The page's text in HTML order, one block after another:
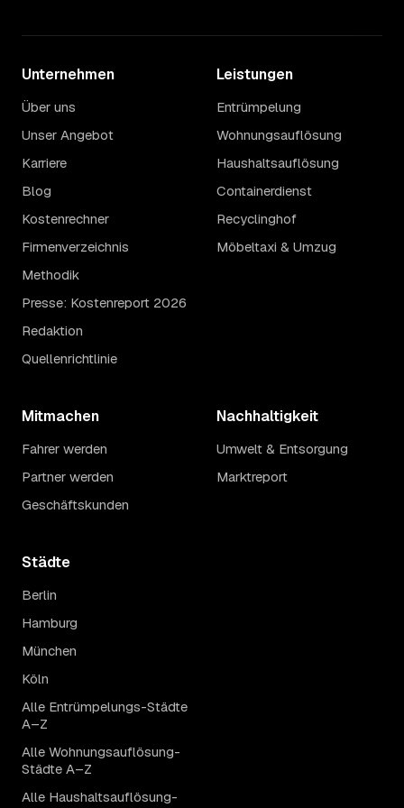
Unternehmen
Über uns
Unser Angebot
Karriere
Blog
Kostenrechner
Firmenverzeichnis
Methodik
Presse: Kostenreport 2026
Redaktion
Quellenrichtlinie
Leistungen
Entrümpelung
Wohnungsauflösung
Haushaltsauflösung
Containerdienst
Recyclinghof
Möbeltaxi & Umzug
Mitmachen
Fahrer werden
Partner werden
Geschäftskunden
Nachhaltigkeit
Umwelt & Entsorgung
Marktreport
Städte
Berlin
Hamburg
München
Köln
Alle Entrümpelungs-Städte
A–Z
Alle Wohnungsauflösung-
Städte A–Z
Alle Haushaltsauflösung-